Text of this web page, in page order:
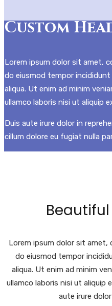
Custom
Lorem ipsum dolor sit amet,
do eiusmod tempor
aliqua. Ut enim ad minim
ullamco laboris nisi ut aliquip
Duis aute irure dolor in
cillum dolore eu fugiat nulla
Lorem ipsum dolor sit
do eiusmod tempor
aliqua. Ut enim ad minim
ullamco laboris nisi ut aliquip
aute irure